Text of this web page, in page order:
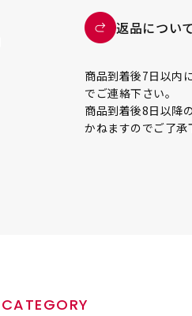
返品につい
商品到着後7日以内
でご連絡下さい。
商品到着後8日以降
かねますのでご了承
CATEGORY